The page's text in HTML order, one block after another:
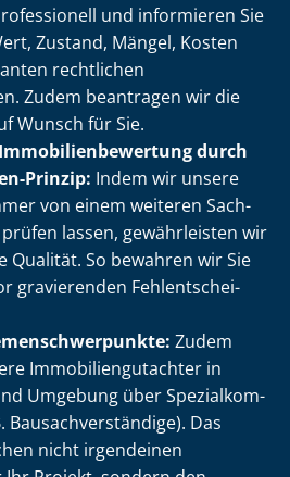
und informieren Sie
Zustand, Mängel, Kosten
rechtlichen
Zudem beantragen wir die
Wunsch für Sie.
durch
Prinzip: Indem wir unsere
von einem weiteren Sach­
lassen, gewährleisten wir
Qualität. So bewahren wir Sie
gravierenden Fehl­ent­schei­
Zudem
Im­mo­bi­li­en­gut­ach­ter in
Umgebung über Spe­zi­al­kom­
Bau­sach­ver­stän­di­ge). Das
nicht irgendeinen